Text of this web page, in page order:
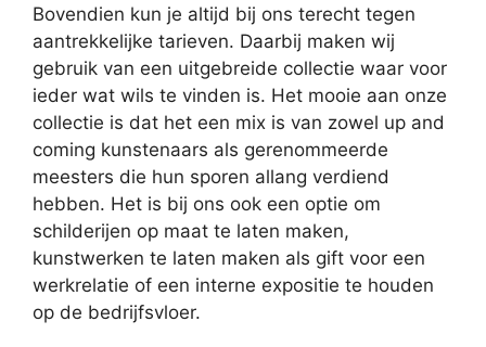
Bovendien kun je altijd bij ons terecht tegen
aantrekkelijke tarieven. Daarbij maken wij
gebruik van een uitgebreide collectie waar voor
ieder wat wils te vinden is. Het mooie aan onze
collectie is dat het een mix is van zowel up and
coming kunstenaars als gerenommeerde
meesters die hun sporen allang verdiend
hebben. Het is bij ons ook een optie om
schilderijen op maat te laten maken,
kunstwerken te laten maken als gift voor een
werkrelatie of een interne expositie te houden
op de bedrijfsvloer.